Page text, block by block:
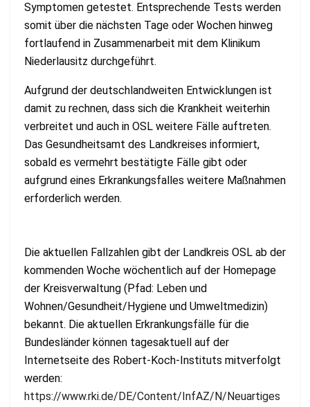
Symptomen getestet. Entsprechende Tests werden
somit über die nächsten Tage oder Wochen hinweg
fortlaufend in Zusammenarbeit mit dem Klinikum
Niederlausitz durchgeführt.
Aufgrund der deutschlandweiten Entwicklungen ist
damit zu rechnen, dass sich die Krankheit weiterhin
verbreitet und auch in OSL weitere Fälle auftreten.
Das Gesundheitsamt des Landkreises informiert,
sobald es vermehrt bestätigte Fälle gibt oder
aufgrund eines Erkrankungsfalles weitere Maßnahmen
erforderlich werden.
Die aktuellen Fallzahlen gibt der Landkreis OSL ab der
kommenden Woche wöchentlich auf der Homepage
der Kreisverwaltung (Pfad: Leben und
Wohnen/Gesundheit/Hygiene und Umweltmedizin)
bekannt. Die aktuellen Erkrankungsfälle für die
Bundesländer können tagesaktuell auf der
Internetseite des Robert-Koch-Instituts mitverfolgt
werden:
https://www.rki.de/DE/Content/InfAZ/N/Neuartiges